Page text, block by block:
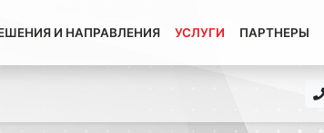
И НАПРАВЛЕНИЯ УСЛУГИ ПАРТНЕРЫ